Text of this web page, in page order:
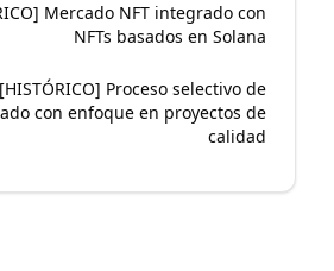
Mercado NFT integrado con
NFTs basados en Solana
[HISTÓRICO] Proceso selectivo de
con enfoque en proyectos de
calidad